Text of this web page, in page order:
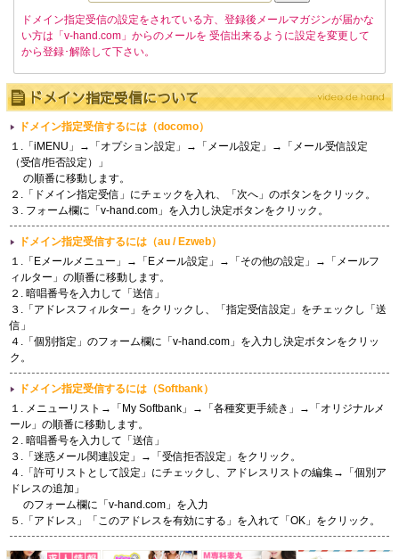
ドメイン指定受信の設定をされている方、登録後メールマガジンが届かな
い方は「v-hand.com」からのメールを 受信出来るように設定を変更して
から登録･解除して下さい。
ドメイン指定受信について
ドメイン指定受信するには（docomo）
１.「iMENU」→「オプション設定」→「メール設定」→「メール受信設定
（受信/拒否設定）」
の順番に移動します。
２.「ドメイン指定受信」にチェックを入れ、「次へ」のボタンをクリック。
３. フォーム欄に「v-hand.com 」を入力し決定ボタンをクリック。
ドメイン指定受信するには（au / Ezweb）
１.「Eメールメニュー」→「Eメール設定」→「その他の設定」→「メールフ
ィルター」の順番に移動します。
２. 暗唱番号を入力して「送信」
３.「アドレスフィルター」をクリックし、「指定受信設定」をチェックし「送
信」
４.「個別指定」のフォーム欄に「v-hand.com 」を入力し決定ボタンをクリッ
ク。
ドメイン指定受信するには（Softbank）
１. メニューリスト→「My Softbank」→「各種変更手続き」→「オリジナルメ
ール」の順番に移動します。
２. 暗唱番号を入力して「送信」
３.「迷惑メール関連設定」→「受信拒否設定」をクリック。
４.「許可リストとして設定」にチェックし、アドレスリストの編集→「個別ア
ドレスの追加」
のフォーム欄に「v-hand.com 」を入力
５.「アドレス」「このアドレスを有効にする」を入れて「OK」をクリック。